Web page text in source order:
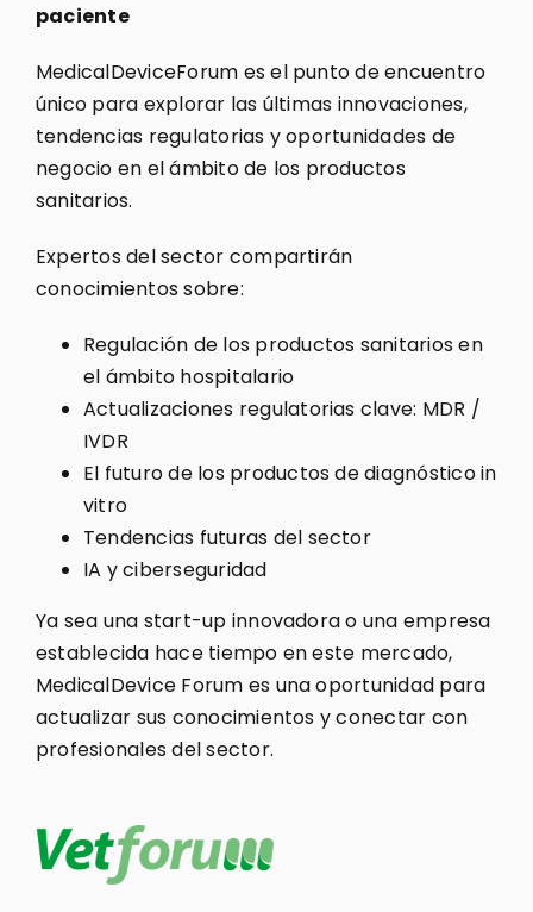
paciente
MedicalDeviceForum es el punto de encuentro
único para explorar las últimas innovaciones,
tendencias regulatorias y oportunidades de
negocio en el ámbito de los productos
sanitarios.
Expertos del sector compartirán
conocimientos sobre:
Regulación de los productos sanitarios en
el ámbito hospitalario
Actualizaciones regulatorias clave: MDR /
IVDR
El futuro de los productos de diagnóstico in
vitro
Tendencias futuras del sector
IA y ciberseguridad
Ya sea una start-up innovadora o una empresa
establecida hace tiempo en este mercado,
MedicalDevice Forum es una oportunidad para
actualizar sus conocimientos y conectar con
profesionales del sector.